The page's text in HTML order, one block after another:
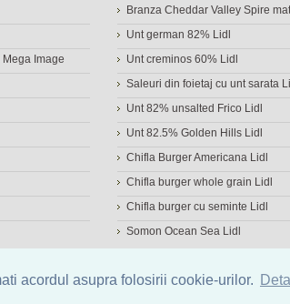
acordul asupra folosirii cookie-urilor.
Image
Branza Cheddar Valley Spire
Unt german 82% Lidl
Unt creminos 60% Lidl
Saleuri din foietaj cu unt sarata
Unt 82% unsalted Frico Lidl
Unt 82.5% Golden Hills Lidl
Chifla Burger Americana Lidl
Chifla burger whole grain Lidl
Chifla burger cu seminte Lidl
Somon Ocean Sea Lidl
| Calculator calorii| Calorii consumate|IMC